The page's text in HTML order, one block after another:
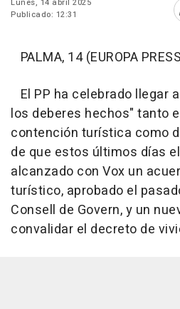
Lunes, 14 abril 2025
Publicado: 12:31
PALMA, 14 (EUROPA
El PP ha celebrado llegar
los deberes hechos" tanto
contención turística como
de que estos últimos días
alcanzado con Vox un
turístico, aprobado el
Consell de Govern, y un
convalidar el decreto de